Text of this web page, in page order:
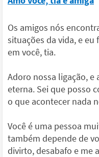
Os amigos nós
situações da vida, e
em você, tia.
Adoro nossa ligação, e
eterna. Sei que posso
o que acontecer nada
Você é uma pessoa
também depende de
divirto, desabafo e me